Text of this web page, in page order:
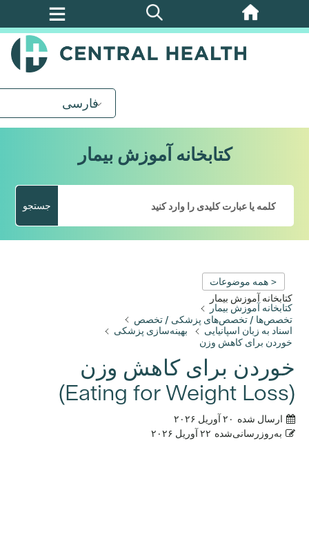
پرش
فارسی
کتابخانه آموزش بیمار
جستجو
< همه موضوعات
کتابخانه آموزش بیمار
کتابخانه آموزش بیمار
تخصص‌ها / تخصص‌های پزشکی / تخصص
اسناد به زبان اسپانیایی
بهینه‌سازی پزشکی
خوردن برای کاهش وزن
خوردن برای کاهش وزن
(Eating for Weight Loss)
ارسال شده ۲۰ آوریل ۲۰۲۶
به‌روزرسانی‌شده ۲۲ آوریل ۲۰۲۶